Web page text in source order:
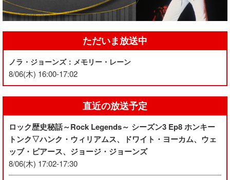
ただいま放送中
ノラ・ジョーンズ：メモリー・レーン
8/06(木) 16:00-17:02
直近の放送予定
ロック歴史秘話～Rock Legends～ シーズン3 Ep8 ホンキー
トンク▽ハンク・ウィリアムス、ドワイト・ヨーカム、ウェ
ッブ・ピアース、ジョージ・ジョーンズ
8/06(木) 17:02-17:30